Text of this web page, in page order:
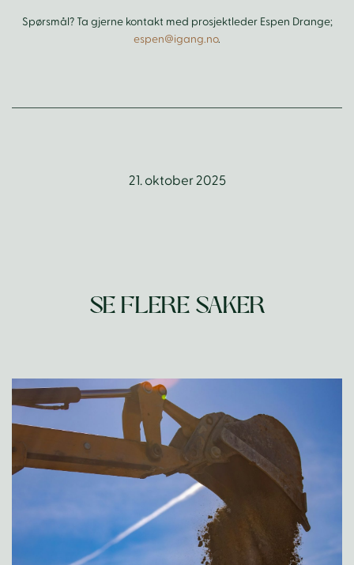
Spørsmål? Ta gjerne kontakt med prosjektleder Espen Drange;
espen@igang.no.
21. oktober 2025
SE FLERE SAKER